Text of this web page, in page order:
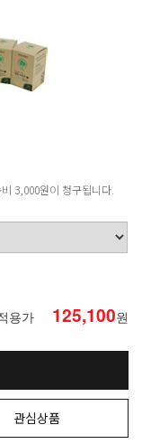
3,000원이 청구됩니다.
용가 125,100원
관심상품